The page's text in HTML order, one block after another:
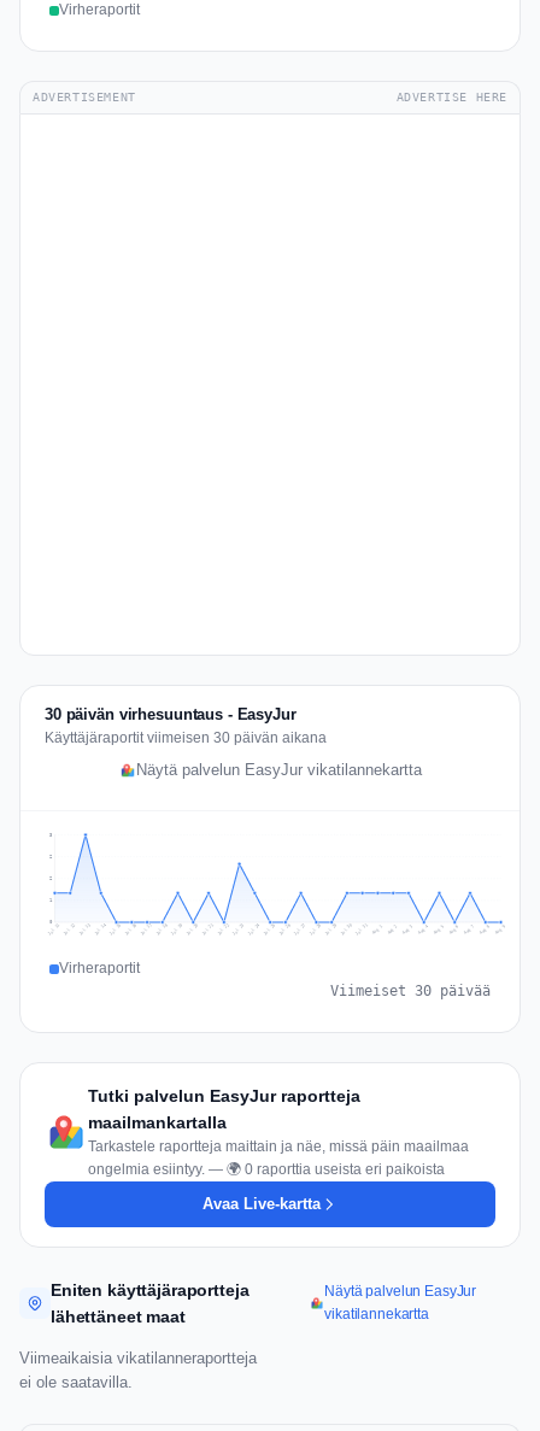
Virheraportit
ADVERTISEMENT ADVERTISE HERE
30 päivän virhesuuntaus - EasyJur
Käyttäjäraportit viimeisen 30 päivän aikana
Näytä palvelun EasyJur vikatilannekartta
1
2
2
3
Jul 11 Jul 12 Jul 13 Jul 14 Jul 15 Jul 16 Jul 17 Jul 18 Jul 19 Jul 20 Jul 21 Jul 22 Jul 23 Jul 24 Jul 25 Jul 26 Jul 27 Jul 28 Jul 29 Jul 30 Jul 31 Aug 1 Aug 2 Aug 3 Aug 4 Aug 5 Aug 6 Aug 7 Aug 8 Aug 9
Virheraportit
Viimeiset 30 päivää
Tutki palvelun EasyJur raportteja
maailmankartalla
Tarkastele raportteja maittain ja näe, missä päin maailmaa
ongelmia esiintyy. — 🌍 0 raporttia useista eri paikoista
Avaa Live-kartta
Eniten käyttäjäraportteja
lähettäneet maat
Näytä palvelun EasyJur
vikatilannekartta
Viimeaikaisia vikatilanneraportteja
ei ole saatavilla.